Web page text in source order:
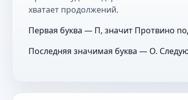
хватает продолжений.
Первая буква — П, значит Протвино
Последняя значимая буква — О.